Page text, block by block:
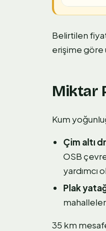
Belirtilen
erişime
Miktar
Kum
Çim altı
OSB
yardımcı
Plak
35 km